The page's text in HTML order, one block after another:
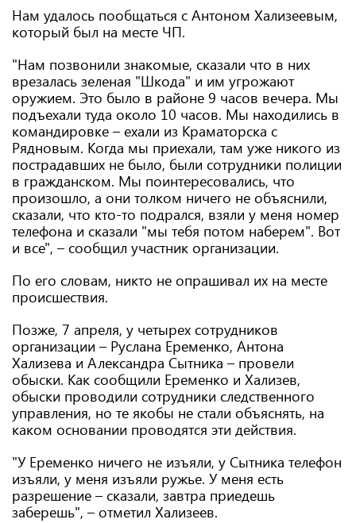
Нам удалось пообщаться с Антоном Хализеевым,
который был на месте ЧП.
"Нам позвонили знакомые, сказали что в них
врезалась зеленая "Шкода" и им угрожают
оружием. Это было в районе 9 часов вечера. Мы
подъехали туда около 10 часов. Мы находились в
командировке – ехали из Краматорска с
Рядновым. Когда мы приехали, там уже никого из
пострадавших не было, были сотрудники полиции
в гражданском. Мы поинтересовались, что
произошло, а они толком ничего не объяснили,
сказали, что кто-то подрался, взяли у меня номер
телефона и сказали "мы тебя потом наберем". Вот
и все", – сообщил участник организации.
По его словам, никто не опрашивал их на месте
происшествия.
Позже, 7 апреля, у четырех сотрудников
организации – Руслана Еременко, Антона
Хализева и Александра Сытника – провели
обыски. Как сообщили Еременко и Хализев,
обыски проводили сотрудники следственного
управления, но те якобы не стали объяснять, на
каком основании проводятся эти действия.
"У Еременко ничего не изъяли, у Сытника телефон
изъяли, у меня изъяли ружье. У меня есть
разрешение – сказали, завтра приедешь
заберешь", – отметил Хализеев.